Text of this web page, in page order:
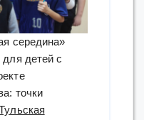
середина»
для детей с
точки